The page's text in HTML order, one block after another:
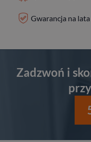
Gwarancja na lata
Zadzwoń i